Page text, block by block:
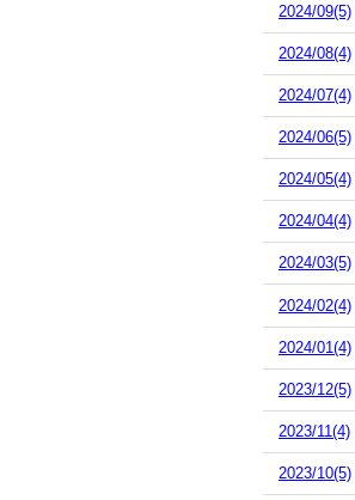
2024/09(5)
2024/08(4)
2024/07(4)
2024/06(5)
2024/05(4)
2024/04(4)
2024/03(5)
2024/02(4)
2024/01(4)
2023/12(5)
2023/11(4)
2023/10(5)